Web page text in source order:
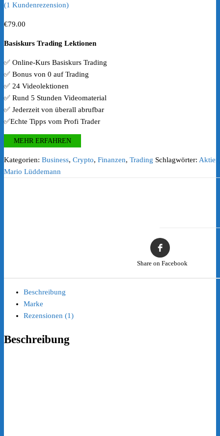
(1 Kundenrezension)
€79.00
Basiskurs Trading Lektionen
✅ Online-Kurs Basiskurs Trading
✅ Bonus von 0 auf Trading
✅ 24 Videolektionen
✅ Rund 5 Stunden Videomaterial
✅ Jederzeit von überall abrufbar
✅Echte Tipps vom Profi Trader
MEHR ERFAHREN
Kategorien: Business, Crypto, Finanzen, Trading Schlagwörter: Aktien
Mario Lüddemann
Share on Facebook
Beschreibung
Marke
Rezensionen (1)
Beschreibung